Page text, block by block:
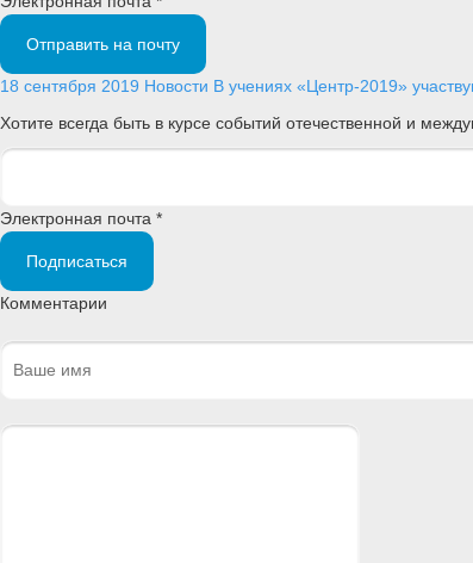
Отправить на почту
18 сентября 2019 Новости В учениях «Центр-2019»
Хотите всегда быть в курсе событий отечественной и
Электронная почта *
Подписаться
Комментарии